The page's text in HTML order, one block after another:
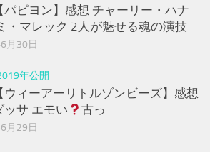
パピヨン】感想 チャーリー・ハナ
・マレック 2人が魅せる魂の演技
月30日
年公開
ウィーアーリトルゾンビーズ】感想
ッサ エモい
古っ
月29日